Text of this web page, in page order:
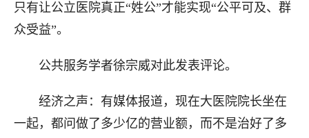
只有让公立医院真正“姓公”才能实现“公平可及、群
众受益”。
公共服务学者徐宗威对此发表评论。
经济之声：有媒体报道，现在大医院院长坐在
一起，都问做了多少亿的营业额，而不是治好了多